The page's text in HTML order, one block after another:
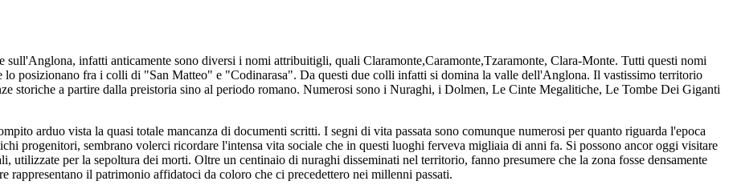
infatti anticamente sono diversi i nomi attribuitigli, quali Claramonte,Caramonte,Tzaramonte, Clara-Monte. Tutti questi nomi
lo posizionano fra i colli di "San Matteo" e "Codinarasa". Da questi due colli infatti si domina la valle dell'Anglona. Il vastissimo territorio
storiche a partire dalla preistoria sino al periodo romano. Numerosi sono i Nuraghi, i Dolmen, Le Cinte Megalitiche, Le Tombe Dei Giganti
arduo vista la quasi totale mancanza di documenti scritti. I segni di vita passata sono comunque numerosi per quanto riguarda l'epoca
progenitori, sembrano volerci ricordare l'intensa vita sociale che in questi luoghi ferveva migliaia di anni fa. Si possono ancor oggi visitare
utilizzate per la sepoltura dei morti. Oltre un centinaio di nuraghi disseminati nel territorio, fanno presumere che la zona fosse densamente
il patrimonio affidatoci da coloro che ci precedettero nei millenni passati.